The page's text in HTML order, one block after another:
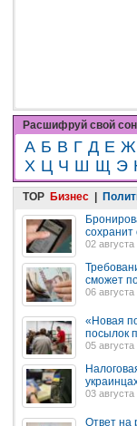
Расшифруй свой сон
А Б В Г Д Е Ж
Х Ц Ч Ш Щ Э
TOP Бизнес |
сохранит
02
сможет
06
«Новая
посылок
05
03
Ответ на